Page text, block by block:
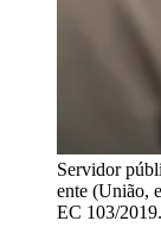
Servidor
ente (União,
EC 103/